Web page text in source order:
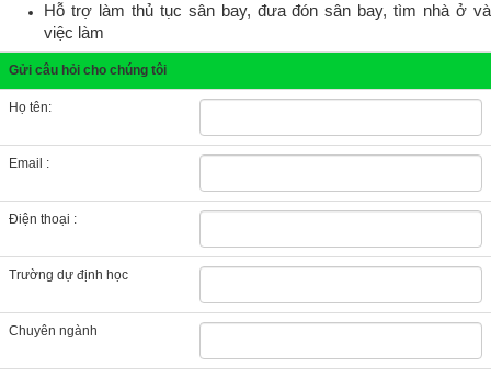
Hỗ trợ làm thủ tục sân bay, đưa đón sân bay, tìm nhà ở và
việc làm
Gửi câu hỏi cho chúng tôi
Họ tên:
Email :
Điện thoại :
Trường dự định học
Chuyên ngành